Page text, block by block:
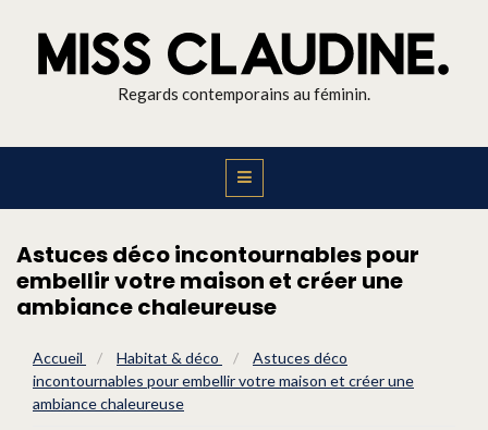
Regards contemporains au féminin.
Astuces déco incontournables pour
embellir votre maison et créer une
ambiance chaleureuse
Accueil / Habitat & déco /
Astuces déco
incontournables pour embellir votre maison et créer une
ambiance chaleureuse